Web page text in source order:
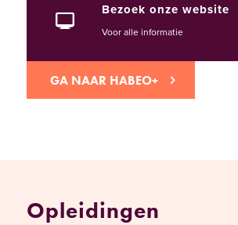
Bezoek onze website
Voor alle informatie
GA NAAR HABEO+
Opleidingen